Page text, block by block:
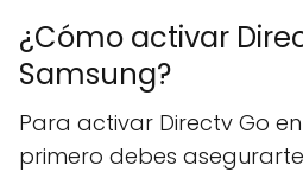
¿Cómo activar
Samsung?
Para activar Directv Go
primero debes